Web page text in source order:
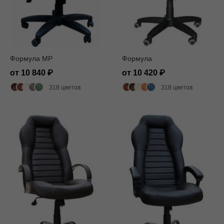
Формула MP
от 10 840
318 цветов
Формула
от 10 420
318 цветов